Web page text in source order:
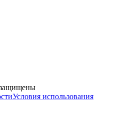
Условия использования